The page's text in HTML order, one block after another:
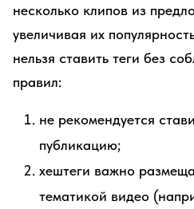
несколько клипов из
увеличивая их
нельзя ставить теги без
правил:
не рекомендуется
публикацию;
хештеги важно
тематикой видео